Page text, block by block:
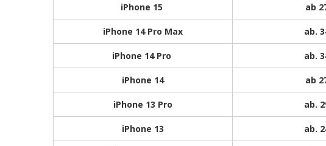
iPhone 15 ab
iPhone 14 Pro Max ab.
iPhone 14 Pro ab.
iPhone 14 ab
iPhone 13 Pro ab.
iPhone 13 ab.